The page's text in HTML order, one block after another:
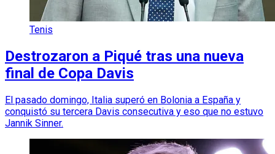
Tenis
Destrozaron a Piqué tras una nueva
final de Copa Davis
El pasado domingo, Italia superó en Bolonia a España y
conquistó su tercera Davis consecutiva y eso que no estuvo
Jannik Sinner.